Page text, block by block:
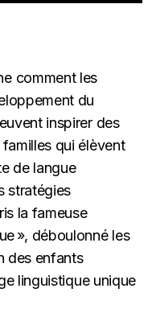
comment les
du
inspirer des
qui élèvent
de langue
stratégies
la fameuse
», déboulonné les
des enfants
linguistique unique